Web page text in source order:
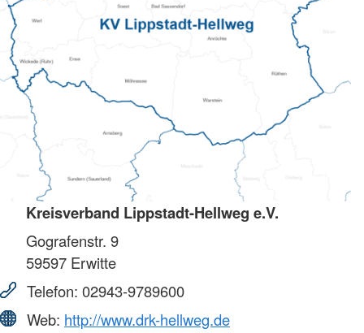
Kreisverband Lippstadt-Hellweg e.V.
Gografenstr. 9
59597 Erwitte
Telefon: 02943-9789600
Web: http://www.drk-hellweg.de